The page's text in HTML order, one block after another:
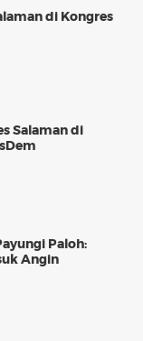
di Kongres
Salaman di
Paloh:
Angin